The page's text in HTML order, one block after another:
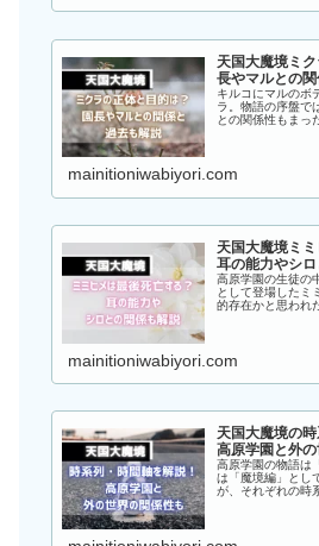
天国大魔境ミ
長やマルとの
キルコにマルのボ
ラ。物語の序盤で
との関係性もまっ
いきます！
mainitioniwabiyori.com
天国大魔境ミ
耳の能力やシ
高原学園の生徒の
として登場したミ
的存在かと思われ
ていきます！
mainitioniwabiyori.com
天国大魔境の
高原学園と外
高原学園の物語は
は「魔境編」とし
が、それぞれの時
いてもまとめてい